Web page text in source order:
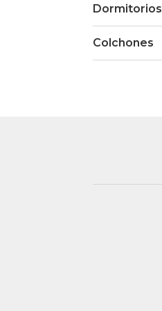
Dormitorios
Colchones